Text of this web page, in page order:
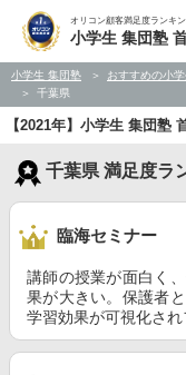
オリコン顧客満足度ランキ
小学生 集団塾
小学生 集団塾 おすすめの小
千葉県
【2021年】小学生 集団塾
千葉県 満足度ラ
臨海セミナー
講師の授業が面白く
果が大きい。保護者
学習効果が可視化され